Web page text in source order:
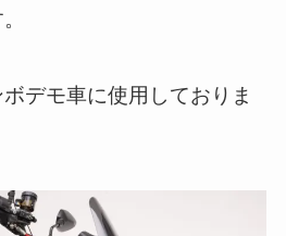
デモ車に使用しておりま